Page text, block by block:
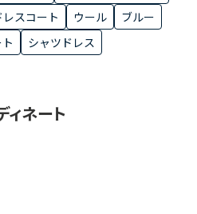
レスコート ウール
ブルー
シャツドレス
ィネート